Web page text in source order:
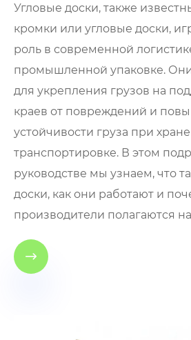
Угловые доски, также
кромки или угловые доски,
роль в современной
промышленной упаковке.
для укрепления грузов на
краев от повреждений и
устойчивости груза при
транспортировке. В этом
руководстве мы узнаем, что
доски, как они работают и
производители полагаются
